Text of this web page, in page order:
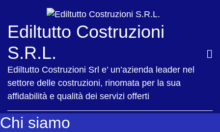
Ediltutto Costruzioni
S.R.L.
Ediltutto Costruzioni Srl e’ un’azienda leader nel
settore delle costruzioni, rinomata per la sua
affidabilità e qualità dei servizi offerti
Chi siamo